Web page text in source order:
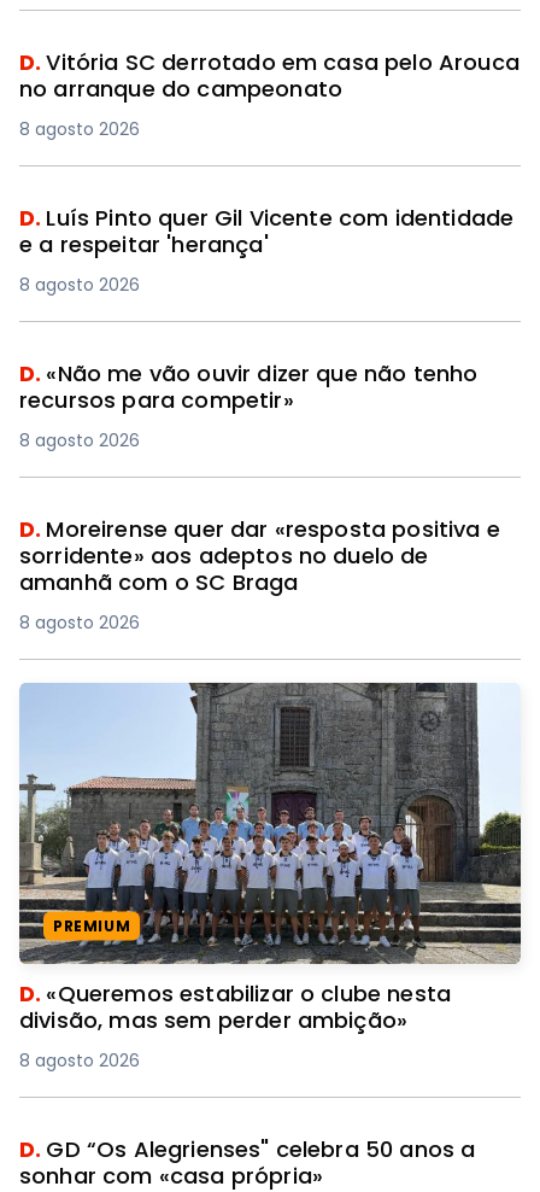
D.Vitória SC derrotado em casa pelo Arouca
no arranque do campeonato
8 agosto 2026
D. Luís Pinto quer Gil Vicente com identidade
e a respeitar 'herança'
8 agosto 2026
D. «Não me vão ouvir dizer que não tenho
recursos para competir»
8 agosto 2026
D. Moreirense quer dar «resposta positiva e
sorridente» aos adeptos no duelo de
amanhã com o SC Braga
8 agosto 2026
PREMIUM
D. «Queremos estabilizar o clube nesta
divisão, mas sem perder ambição»
8 agosto 2026
D. GD “Os Alegrienses" celebra 50 anos a
sonhar com «casa própria»